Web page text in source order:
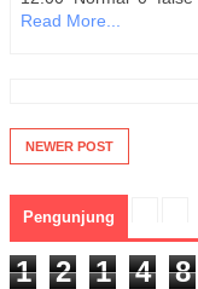
Read More...
NEWER POST
Pengunjung
1 2 1 4 8